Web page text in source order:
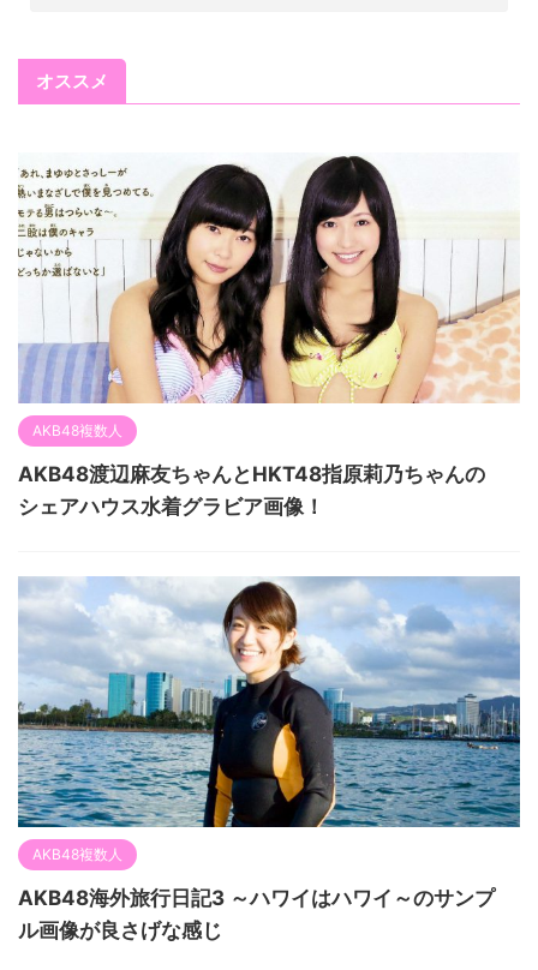
オススメ
AKB48複数人
AKB48渡辺麻友ちゃんとHKT48指原莉乃ちゃんの
シェアハウス水着グラビア画像！
AKB48複数人
AKB48海外旅行日記3 ～ハワイはハワイ～のサンプ
ル画像が良さげな感じ